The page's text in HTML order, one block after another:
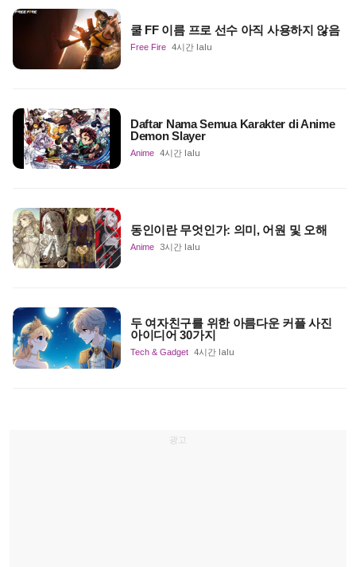
쿨 FF 이름 프로 선수 아직 사용하지 않음
Free Fire 4시간 lalu
Daftar Nama Semua Karakter di Anime
Demon Slayer
Anime 4시간 lalu
동인이란 무엇인가: 의미, 어원 및 오해
Anime 3시간 lalu
두 여자친구를 위한 아름다운 커플 사진
아이디어 30가지
Tech & Gadget 4시간 lalu
광고